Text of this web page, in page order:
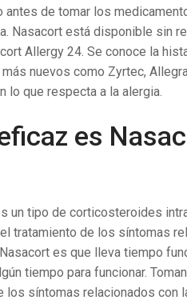
antes de tomar los
Nasacort está disponible sin
Allergy 24. Se conoce la
nuevos como Zyrtec,
lo que respecta a la alergia.
es
un tipo de corticosteroides
tratamiento de los síntomas
es que lleva tiempo
tiempo para funcionar.
los síntomas relacionados con